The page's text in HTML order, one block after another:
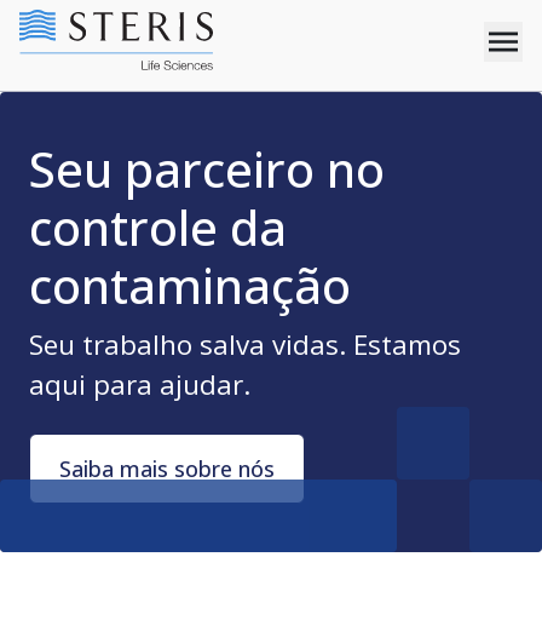
Seu parceiro no
controle da
contaminação
Seu trabalho salva vidas. Estamos
aqui para ajudar.
Saiba mais sobre nós